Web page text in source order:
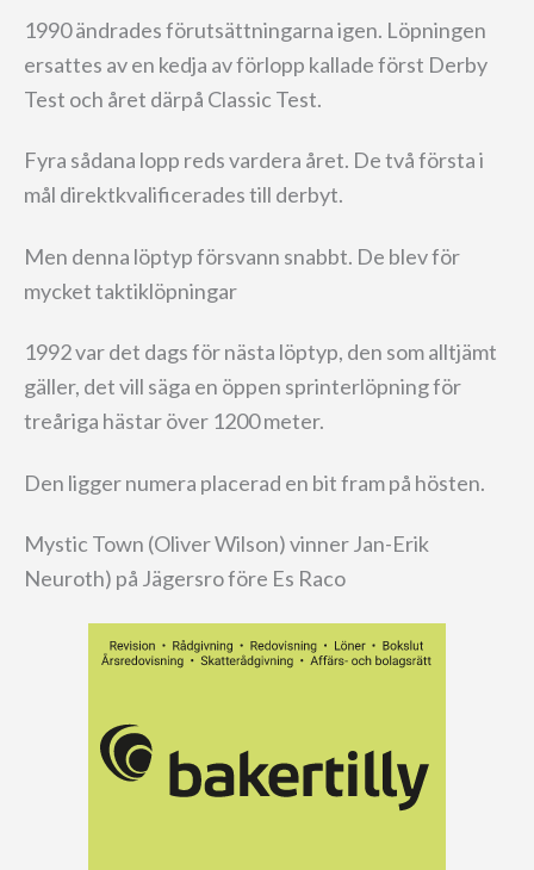
1990 ändrades förutsättningarna igen. Löpningen
ersattes av en kedja av förlopp kallade först Derby
Test och året därpå Classic Test.
Fyra sådana lopp reds vardera året. De två första i
mål direktkvalificerades till derbyt.
Men denna löptyp försvann snabbt. De blev för
mycket taktiklöpningar
1992 var det dags för nästa löptyp, den som alltjämt
gäller, det vill säga en öppen sprinterlöpning för
treåriga hästar över 1200 meter.
Den ligger numera placerad en bit fram på hösten.
Mystic Town (Oliver Wilson) vinner Jan-Erik
Neuroth) på Jägersro före Es Raco